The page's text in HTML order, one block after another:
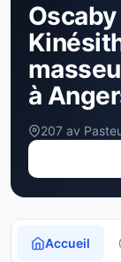
à
207 av
Accueil